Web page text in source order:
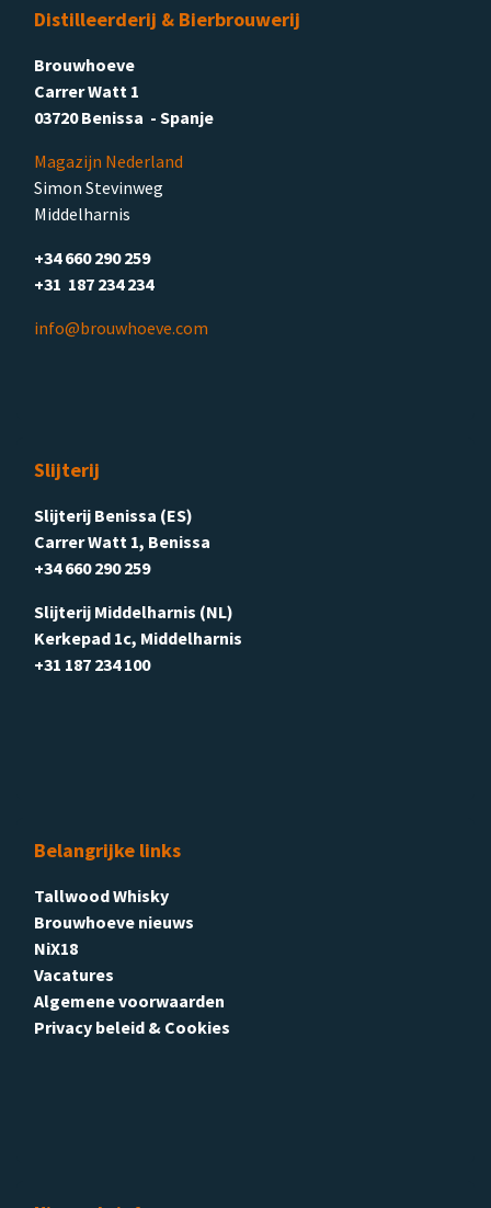
Distilleerderij & Bierbrouwerij
Brouwhoeve
Carrer Watt 1
03720 Benissa - Spanje
Magazijn Nederland
Simon Stevinweg
Middelharnis
+34 660 290 259
+31 187 234 234
info@brouwhoeve.com
Slijterij
Slijterij Benissa (ES)
Carrer Watt 1, Benissa
+34 660 290 259
Slijterij Middelharnis (NL)
Kerkepad 1c, Middelharnis
+31 187 234 100
Belangrijke links
Tallwood Whisky
Brouwhoeve nieuws
NiX18
Vacatures
Algemene voorwaarden
Privacy beleid & Cookies